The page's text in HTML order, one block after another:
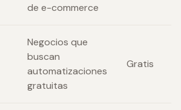
de e-commerce
Negocios que
buscan
automatizaciones
gratuitas
Gratis